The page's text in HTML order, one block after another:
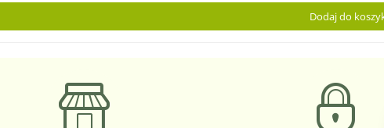
Dodaj do